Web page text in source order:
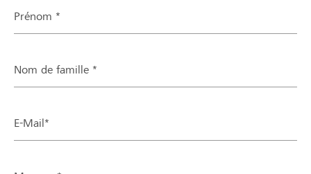
Prénom *
Nom de famille *
E-Mail*